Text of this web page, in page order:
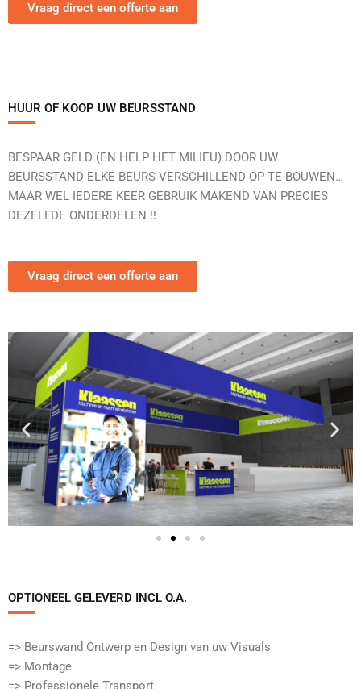
Vraag direct een offerte aan
HUUR OF KOOP UW BEURSSTAND
BESPAAR GELD (EN HELP HET MILIEU) DOOR UW
BEURSSTAND ELKE BEURS VERSCHILLEND OP TE BOUWEN…
MAAR WEL IEDERE KEER GEBRUIK MAKEND VAN PRECIES
DEZELFDE ONDERDELEN !!
Vraag direct een offerte aan
OPTIONEEL GELEVERD INCL O.A.​
=> Beurswand Ontwerp en Design van uw Visuals
=> Montage
=> Professionele Transport